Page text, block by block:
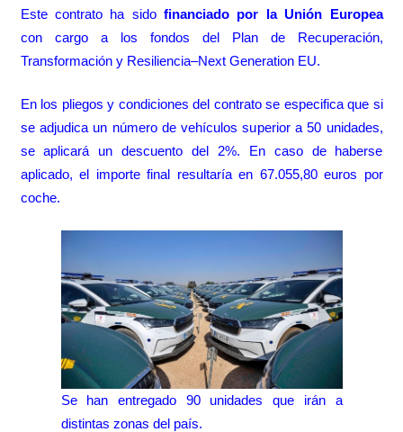
Este contrato ha sido financiado por la Unión Europea
con cargo a los fondos del Plan de Recuperación,
Transformación y Resiliencia–Next Generation EU.
En los pliegos y condiciones del contrato se especifica que si
se adjudica un número de vehículos superior a 50 unidades,
se aplicará un descuento del 2%. En caso de haberse
aplicado, el importe final resultaría en 67.055,80 euros por
coche.
Se han entregado 90 unidades que irán a
distintas zonas del país.